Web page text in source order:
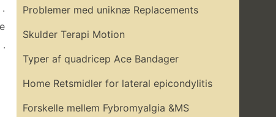
.
Problemer med uniknæ Replacements
Skulder Terapi Motion
Typer af quadricep Ace Bandager
Home Retsmidler for lateral epicondylitis
Forskelle mellem Fybromyalgia &MS